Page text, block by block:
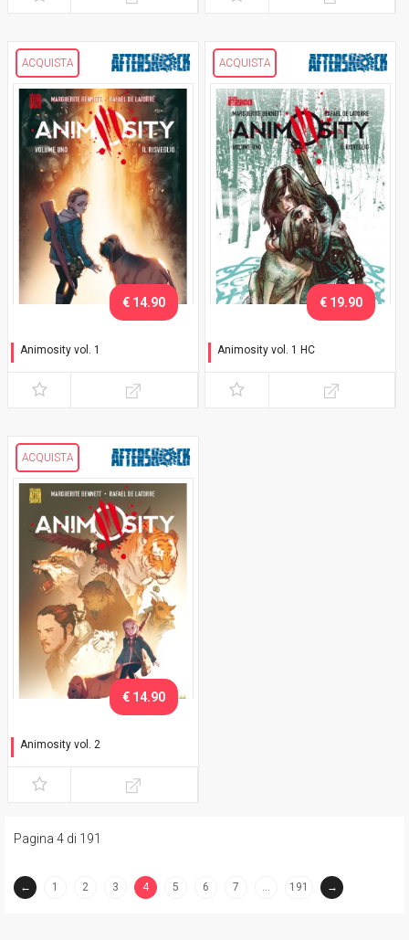
ACQUISTA
Animosity vol. 1
€ 14.90
ACQUISTA
Animosity vol. 1 HC
€ 19.90
ACQUISTA
Animosity vol. 2
€ 14.90
Pagina 4 di 191
← 1 2 3
4
5 6 7 … 191 →